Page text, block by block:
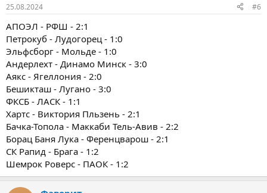
25.08.2024 #6
АПОЭЛ - РФШ - 2:1
Петрокуб - Лудогорец - 1:0
Эльфсборг - Мольде - 1:0
Андерлехт - Динамо Минск - 3:0
Аякс - Ягеллония - 2:0
Бешикташ - Лугано - 3:0
ФКСБ - ЛАСК - 1:1
Хартс - Виктория Пльзень - 2:1
Бачка-Топола - Маккаби Тель-Авив - 2:2
Борац Баня Лука - Ференцварош - 2:1
СК Рапид - Брага - 1:2
Шемрок Роверс - ПАОК - 1:2